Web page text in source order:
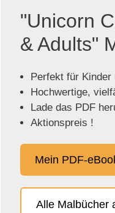
"Unicorn
& Adults"
Perfekt für Kinder
Hochwertige,
Lade das PDF
Aktionspreis !
Mein PDF-
Alle Malbücher